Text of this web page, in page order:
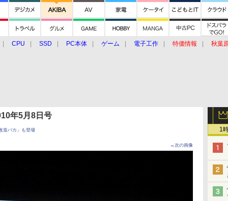
CPU SSD PC本体 ゲーム 電子工作 特価情報
秋葉
1
年5月8日号
造バカ」も登場
→次の画像